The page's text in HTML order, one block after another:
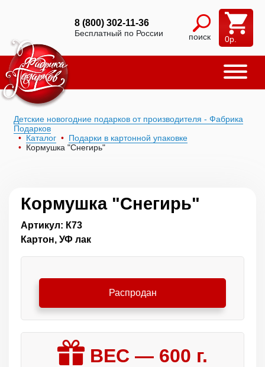
8 (800) 302-11-36
Бесплатный по России поиск 0р.
Детские новогодние подарков от производителя - Фабрика
Подарков
Каталог
Подарки в картонной упаковке
Кормушка "Снегирь"
Кормушка "Снегирь"
Артикул: К73
Картон, УФ лак
Распродан
ВЕС — 600 г.